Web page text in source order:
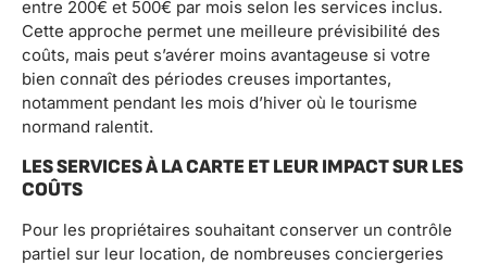
entre 200€ et 500€ par mois selon les services inclus.
Cette approche permet une meilleure prévisibilité des
coûts, mais peut s’avérer moins avantageuse si votre
bien connaît des périodes creuses importantes,
notamment pendant les mois d’hiver où le tourisme
normand ralentit.
LES SERVICES À LA CARTE ET LEUR IMPACT SUR LES
COÛTS
Pour les propriétaires souhaitant conserver un contrôle
partiel sur leur location, de nombreuses conciergeries